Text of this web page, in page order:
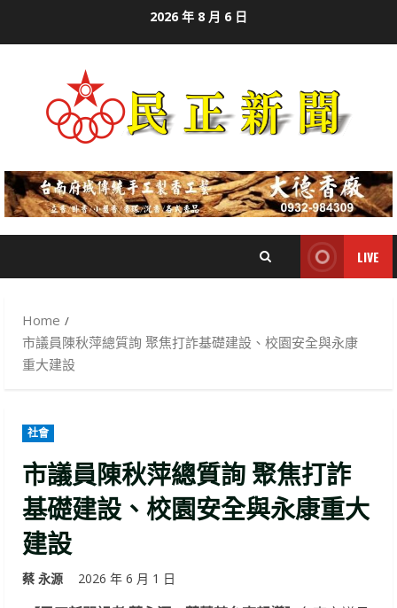
2026 年 8 月 6 日
LIVE
Home
市議員陳秋萍總質詢 聚焦打詐基礎建設、校園安全與永康
重大建設
社會
市議員陳秋萍總質詢 聚焦打詐
基礎建設、校園安全與永康重大
建設
蔡 永源 2026 年 6 月 1 日